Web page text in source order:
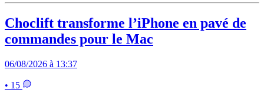
Choclift transforme l’iPhone en pavé de
commandes pour le Mac
06/08/2026 à 13:37
• 15